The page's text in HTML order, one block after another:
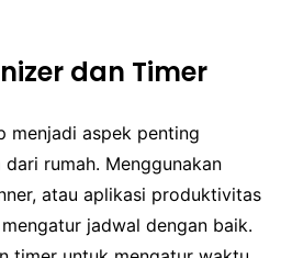
dan Timer
menjadi aspek penting
rumah. Menggunakan
atau aplikasi produktivitas
jadwal dengan baik.